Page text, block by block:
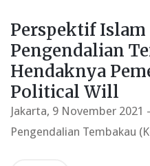
Perspektif Islam
Pengendalian
Hendaknya
Political Will
Jakarta, 9 November
Pengendalian Tembakau